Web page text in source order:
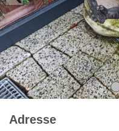
Adresse